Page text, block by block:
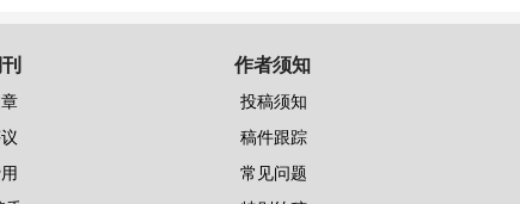
作者须知
投稿须知
稿件跟踪
常见问题